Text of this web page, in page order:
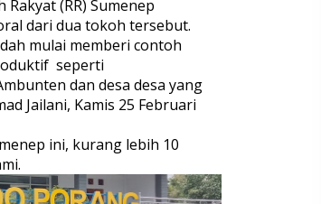
(RR) Sumenep
dari dua tokoh tersebut.
mulai memberi contoh
seperti
dan desa desa yang
Jailani, Kamis 25 Februari
ini, kurang lebih 10